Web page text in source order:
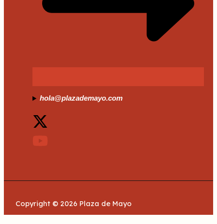
hola@plazademayo.com
Copyright © 2026 Plaza de Mayo